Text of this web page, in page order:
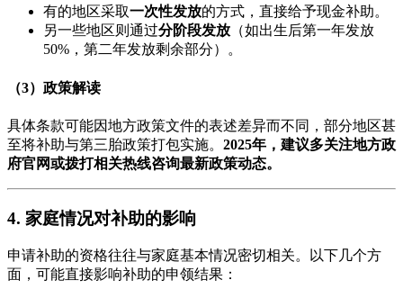
有的地区采取一次性发放的方式，直接给予现金补助。
另一些地区则通过分阶段发放 （如出生后第一年发放
50%，第二年发放剩余部分）。
（3）政策解读
具体条款可能因地方政策文件的表述差异而不同，部分地区甚
至将补助与第三胎政策打包实施。 2025年，建议多关注地方政
府官网或拨打相关热线咨询最新政策动态。
4. 家庭情况对补助的影响
申请补助的资格往往与家庭基本情况密切相关。以下几个方
面，可能直接影响补助的申领结果：